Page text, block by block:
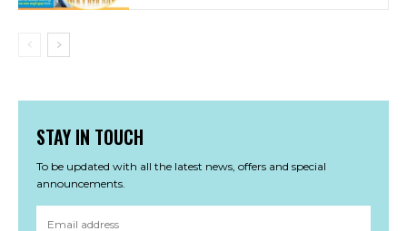
STAY IN TOUCH
To be updated with all the latest news, offers and special
announcements.